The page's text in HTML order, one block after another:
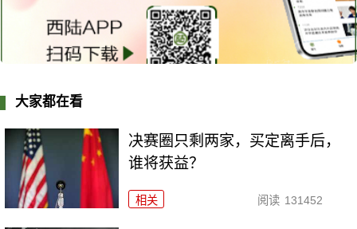
大家都在看
决赛圈只剩两家，买定离手后，
谁将获益？
相关 阅读 131452